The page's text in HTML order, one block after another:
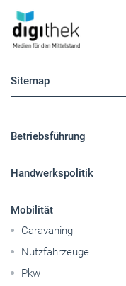
Sitemap
Betriebsführung
Handwerkspolitik
Mobilität
Caravaning
Nutzfahrzeuge
Pkw